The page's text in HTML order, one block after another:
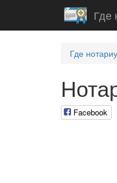
Где
Где
Facebook